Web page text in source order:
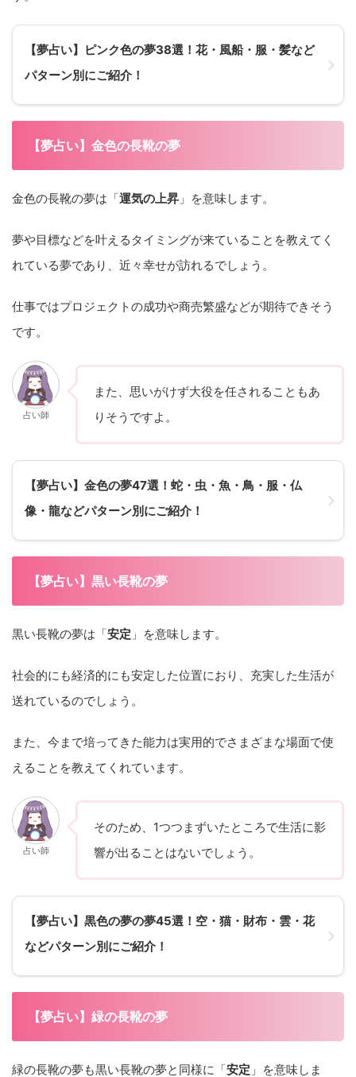
【夢占い】ピンク色の夢38選！花・風船・服・髪など
パターン別にご紹介！
【夢占い】金色の長靴の夢
金色の長靴の夢は「運気の上昇 」を意味します。
夢や目標などを叶えるタイミングが来ていることを教えてく
れている夢であり、近々幸せが訪れるでしょう。
仕事ではプロジェクトの成功や商売繁盛などが期待できそう
です。
占い師
また、思いがけず大役を任されることもあ
りそうですよ。
【夢占い】金色の夢47選！蛇・虫・魚・鳥・服・仏
像・龍などパターン別にご紹介！
【夢占い】黒い長靴の夢
黒い長靴の夢は「安定 」を意味します。
社会的にも経済的にも安定した位置におり、充実した生活が
送れているのでしょう。
また、今まで培ってきた能力は実用的でさまざまな場面で使
えることを教えてくれています。
占い師
そのため、1つつまずいたところで生活に影
響が出ることはないでしょう。
【夢占い】黒色の夢の夢45選！空・猫・財布・雲・花
などパターン別にご紹介！
【夢占い】緑の長靴の夢
緑の長靴の夢も黒い長靴の夢と同様に「安定 」を意味しま